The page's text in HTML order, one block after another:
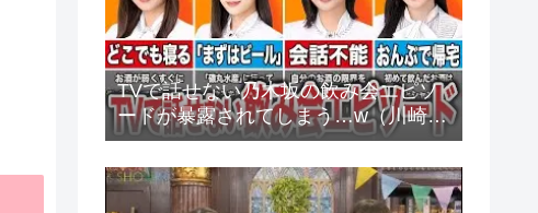
TVで話せない乃木坂の飲み会エピソ
ードが暴露されてしまう…w（川崎
桜、中西アルノ、梅澤美波、山下美
月、他）